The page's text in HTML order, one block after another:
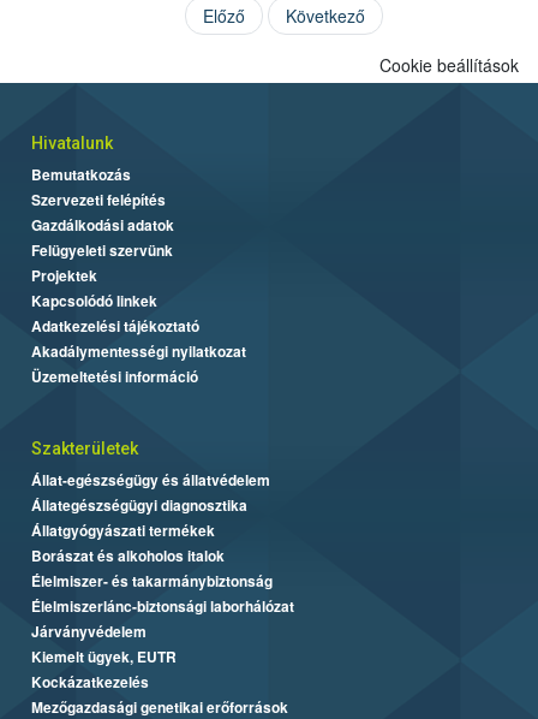
Előző Következő
Cookie beállítások
Hivatalunk
Bemutatkozás
Szervezeti felépítés
Gazdálkodási adatok
Felügyeleti szervünk
Projektek
Kapcsolódó linkek
Adatkezelési tájékoztató
Akadálymentességi nyilatkozat
Üzemeltetési információ
Szakterületek
Állat-egészségügy és állatvédelem
Állategészségügyi diagnosztika
Állatgyógyászati termékek
Borászat és alkoholos italok
Élelmiszer- és takarmánybiztonság
Élelmiszerlánc-biztonsági laborhálózat
Járványvédelem
Kiemelt ügyek, EUTR
Kockázatkezelés
Mezőgazdasági genetikai erőforrások